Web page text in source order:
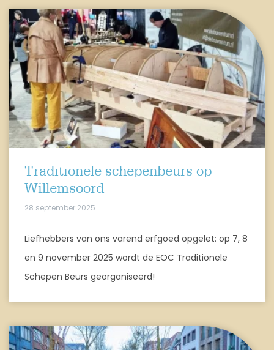
Traditionele schepenbeurs op
Willemsoord
28 september 2025
Liefhebbers van ons varend erfgoed opgelet: op 7, 8
en 9 november 2025 wordt de EOC Traditionele
Schepen Beurs georganiseerd!